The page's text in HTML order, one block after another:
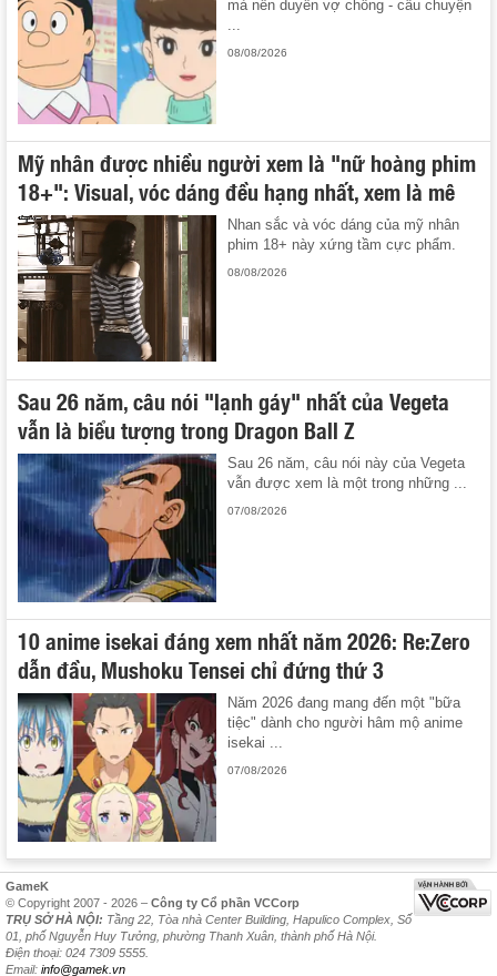
mà nên duyên vợ chồng - câu chuyện
08/08/2026
Mỹ nhân được nhiều người xem là "nữ hoàng phim
18+": Visual, vóc dáng đều hạng nhất, xem là mê
Nhan sắc và vóc dáng của mỹ nhân
phim 18+ này xứng tầm cực phẩm.
08/08/2026
Sau 26 năm, câu nói "lạnh gáy" nhất của Vegeta
vẫn là biểu tượng trong Dragon Ball Z
Sau 26 năm, câu nói này của Vegeta
vẫn được xem là một trong những ...
07/08/2026
10 anime isekai đáng xem nhất năm 2026: Re:Zero
dẫn đầu, Mushoku Tensei chỉ đứng thứ 3
Năm 2026 đang mang đến một "bữa
tiệc" dành cho người hâm mộ anime
isekai ...
07/08/2026
GameK
© Copyright 2007 - 2026 – Công ty Cổ phần VCCorp
TRỤ SỞ HÀ NỘI: Tầng 22, Tòa nhà Center Building, Hapulico Complex, Số
01, phố Nguyễn Huy Tưởng, phường Thanh Xuân, thành phố Hà Nội.
Điện thoại: 024 7309 5555.
Email: info@gamek.vn